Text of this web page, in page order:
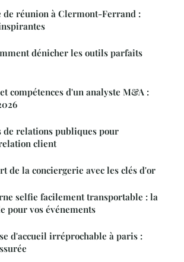
de réunion à Clermont-Ferrand :
dénicher les outils parfaits
compétences d'un analyste M&A :
de relations publiques pour
client
de la conciergerie avec les clés d'or
selfie facilement transportable : la
pour vos événements
d'accueil irréprochable à paris :